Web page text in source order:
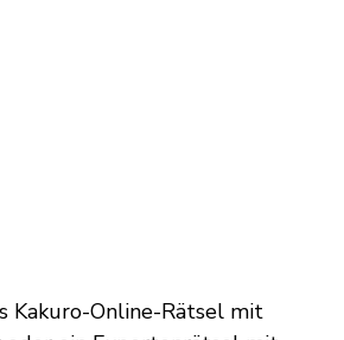
Kakuro-Online-Rätsel mit